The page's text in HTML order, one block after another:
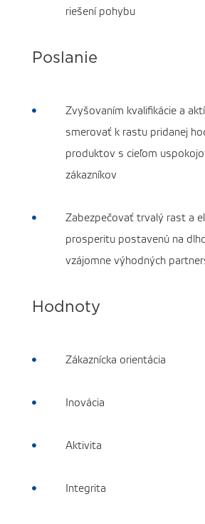
riešení pohybu
Poslanie
 Zvyšovaním kvalifikácie a
smerovať k rastu pridanej
produktov s cieľom
zákazníkov
 Zabezpečovať trvalý rast a
prosperitu postavenú na
vzájomne výhodných
Hodnoty
 Zákaznícka orientácia
 Inovácia
 Aktivita
 Integrita